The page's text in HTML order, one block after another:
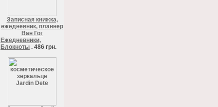
Записная книжка,
ежедневник, планнер
Ван Гог
Ежедневники,
Блокноты . 486 грн.